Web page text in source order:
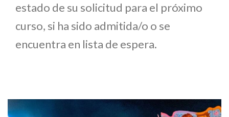
estado de su solicitud para el próximo
curso, si ha sido admitida/o o se
encuentra en lista de espera.